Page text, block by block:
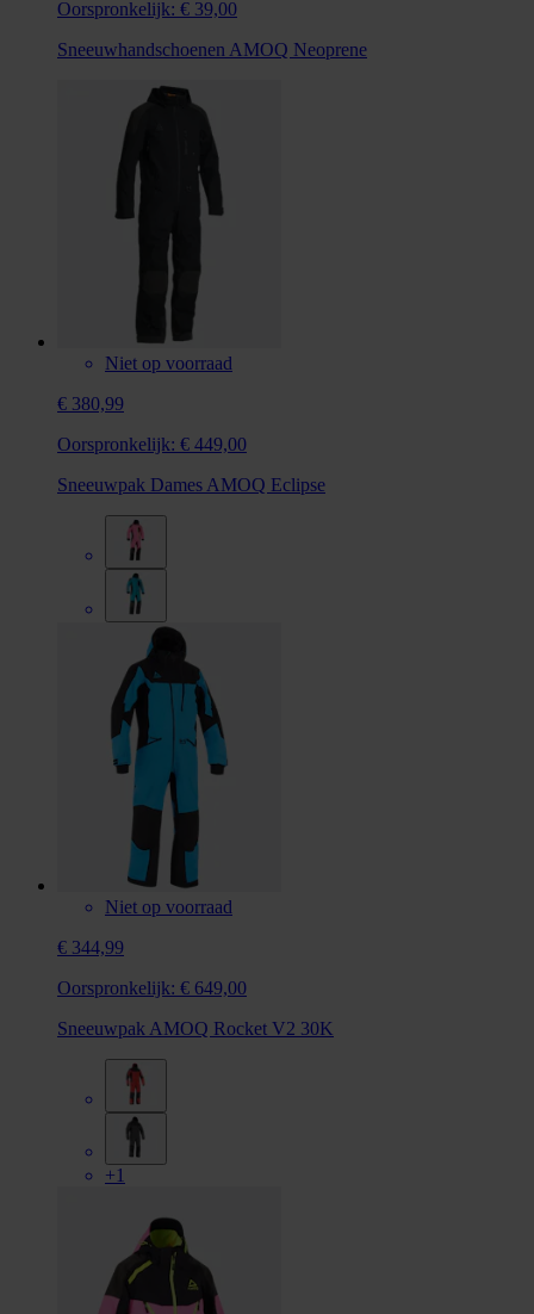
Oorspronkelijk: € 39,00
Sneeuwhandschoenen AMOQ Neoprene
Niet op voorraad
€ 380,99
Oorspronkelijk: € 449,00
Sneeuwpak Dames AMOQ Eclipse
Niet op voorraad
€ 344,99
Oorspronkelijk: € 649,00
Sneeuwpak AMOQ Rocket V2 30K
+1